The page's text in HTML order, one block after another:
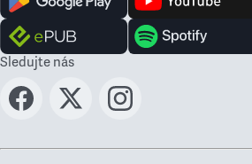
Sledujte nás